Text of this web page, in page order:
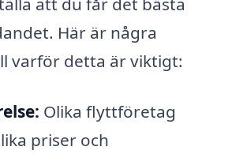
Här är några
varför detta är viktigt:
Olika flyttföretag
priser och